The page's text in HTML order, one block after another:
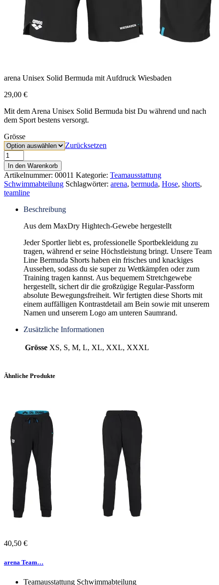
arena Unisex Solid Bermuda mit Aufdruck Wiesbaden
29,00 €
Mit dem Arena Unisex Solid Bermuda bist Du während und nach
dem Sport bestens versorgt.
Grösse
Zurücksetzen
In den Warenkorb
Artikelnummer: 00011 Kategorie: Teamausstattung
Schwimmabteilung Schlagwörter: arena, bermuda, Hose, shorts,
teamline
Beschreibung
Aus dem MaxDry Hightech-Gewebe hergestellt
Jeder Sportler liebt es, professionelle Sportbekleidung zu
tragen, während er seine Höchstleistung bringt. Unsere Team
Line Bermuda Shorts haben ein frisches und knackiges
Aussehen, sodass du sie super zu Wettkämpfen oder zum
Training tragen kannst. Aus bequemem Stretchgewebe
hergestellt, sichert dir die großzügige Regular-Passform
absolute Bewegungsfreiheit. Wir fertigten diese Shorts mit
einem auffälligen Kontrastdetail am Bein sowie mit unserem
Namen und unserem Logo am unteren Saumrand.
Zusätzliche Informationen
Grösse XS, S, M, L, XL, XXL, XXXL
Ähnliche Produkte
40,50 €
Produkt
mehrere
arena Team…
Teamausstattung Schwimmabteilung